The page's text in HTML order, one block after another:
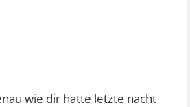
wie dir hatte letzte nacht